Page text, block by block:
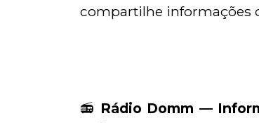
compartilhe informações
📻 Rádio Domm —